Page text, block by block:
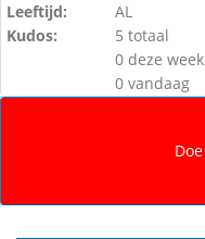
Leeftijd:
AL
Kudos:
5 totaal
0 deze week
0 vandaag